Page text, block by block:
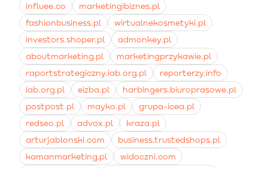
influee.co
marketingibiznes.pl
fashionbusiness.pl
wirtualnekosmetyki.pl
investors.shoper.pl
admonkey.pl
aboutmarketing.pl
marketingprzykawie.pl
raportstrategiczny.iab.org.pl
reporterzy.info
iab.org.pl
eizba.pl
harbingers.biuroprasowe.pl
postpost.pl
mayko.pl
grupa-icea.pl
redseo.pl
advox.pl
kraza.pl
arturjablonski.com
business.trustedshops.pl
kamanmarketing.pl
widoczni.com